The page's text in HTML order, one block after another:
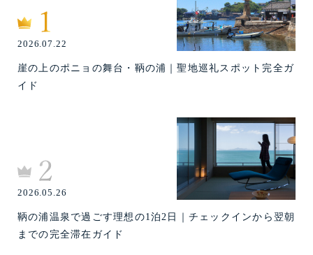
2026.07.22
崖の上のポニョの舞台・鞆の浦｜聖地巡礼スポット完全ガ
イド
2026.05.26
鞆の浦温泉で過ごす理想の1泊2日｜チェックインから翌朝
までの完全滞在ガイド